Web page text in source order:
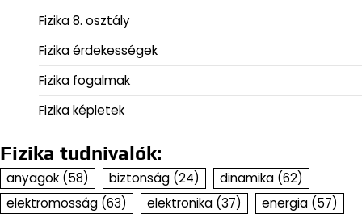
Fizika 8. osztály
Fizika érdekességek
Fizika fogalmak
Fizika képletek
Fizika tudnivalók:
anyagok (58) biztonság (24) dinamika (62)
elektromosság (63) elektronika (37) energia (57)